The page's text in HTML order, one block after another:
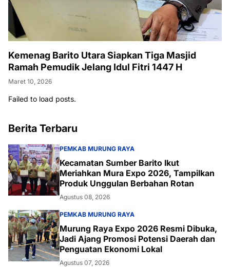
Kemenag Barito Utara Siapkan Tiga Masjid
Ramah Pemudik Jelang Idul Fitri 1447 H
Maret 10, 2026
Failed to load posts.
Berita Terbaru
PEMKAB MURUNG RAYA
Kecamatan Sumber Barito Ikut
Meriahkan Mura Expo 2026, Tampilkan
Produk Unggulan Berbahan Rotan
Agustus 08, 2026
PEMKAB MURUNG RAYA
Murung Raya Expo 2026 Resmi Dibuka,
Jadi Ajang Promosi Potensi Daerah dan
Penguatan Ekonomi Lokal
Agustus 07, 2026